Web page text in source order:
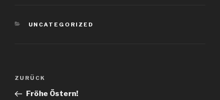
KATEGORIEN
UNCATEGORIZED
Beitragsnavigation
Vorheriger
Beitrag
ZURÜCK
Fröhe Östern!